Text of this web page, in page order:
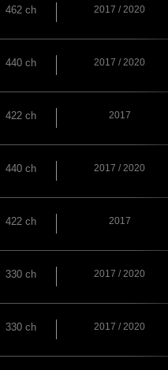
462 ch 2017 / 2020
440 ch 2017 / 2020
422 ch 2017
440 ch 2017 / 2020
422 ch 2017
330 ch 2017 / 2020
330 ch 2017 / 2020